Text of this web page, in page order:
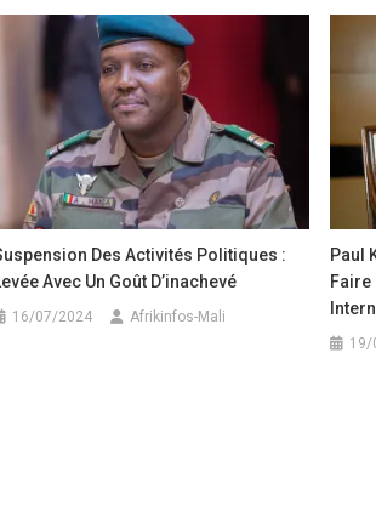
Des Activités Politiques :
Avec Un Goût D’inachevé
16/07/2024 Afrikinfos-Mali
Paul
19/